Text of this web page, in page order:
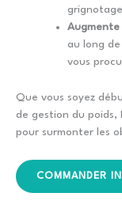
Augmente
au long
vous
Que vous soyez
de gestion du poids,
pour surmonter les
COMMANDER